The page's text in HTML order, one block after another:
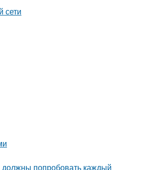
сети
должны попробовать каждый